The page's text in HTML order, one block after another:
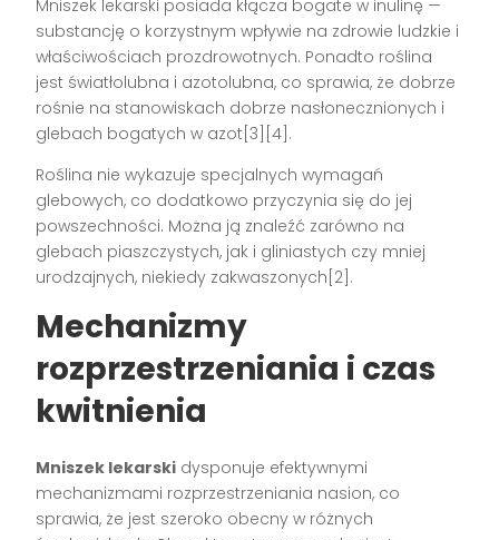
Mniszek lekarski posiada kłącza bogate w inulinę —
substancję o korzystnym wpływie na zdrowie ludzkie i
właściwościach prozdrowotnych. Ponadto roślina
jest światłolubna i azotolubna, co sprawia, że dobrze
rośnie na stanowiskach dobrze nasłonecznionych i
glebach bogatych w azot[3][4].
Roślina nie wykazuje specjalnych wymagań
glebowych, co dodatkowo przyczynia się do jej
powszechności. Można ją znaleźć zarówno na
glebach piaszczystych, jak i gliniastych czy mniej
urodzajnych, niekiedy zakwaszonych[2].
Mechanizmy
rozprzestrzeniania i czas
kwitnienia
Mniszek lekarski dysponuje efektywnymi
mechanizmami rozprzestrzeniania nasion, co
sprawia, że jest szeroko obecny w różnych